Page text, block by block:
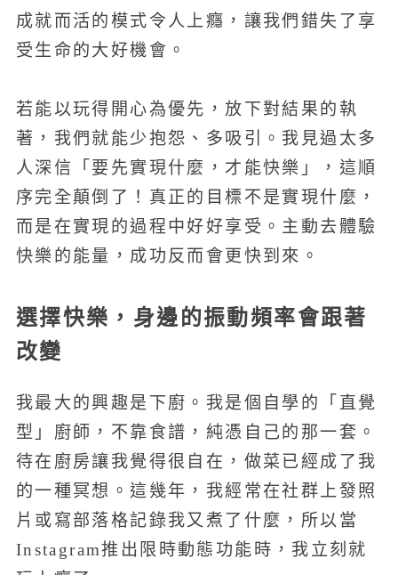
成就而活的模式令人上癮，讓我們錯失了享
受生命的大好機會。
若能以玩得開心為優先，放下對結果的執
著，我們就能少抱怨、多吸引。我見過太多
人深信「要先實現什麼，才能快樂」，這順
序完全顛倒了！真正的目標不是實現什麼，
而是在實現的過程中好好享受。主動去體驗
快樂的能量，成功反而會更快到來。
選擇快樂，身邊的振動頻率會跟著
改變
我最大的興趣是下廚。我是個自學的「直覺
型」廚師，不靠食譜，純憑自己的那一套。
待在廚房讓我覺得很自在，做菜已經成了我
的一種冥想。這幾年，我經常在社群上發照
片或寫部落格記錄我又煮了什麼，所以當
Instagram推出限時動態功能時，我立刻就